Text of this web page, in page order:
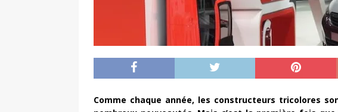
Comme chaque année, les constructeurs tricolores